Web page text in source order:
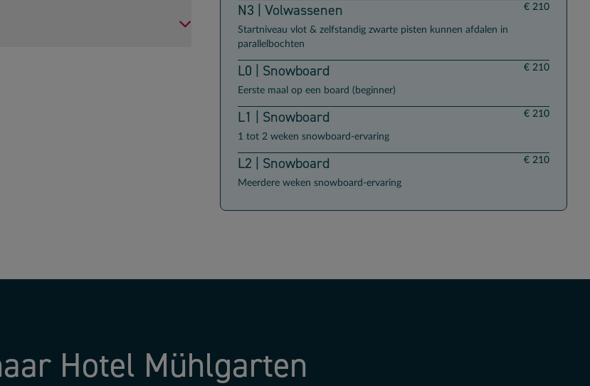
N3 | Volwassenen
Startniveau vlot & zelfstandig zwarte pisten kunnen afdalen in
parallelbochten
€ 210
L0 | Snowboard
Eerste maal op een board (beginner)
€ 210
L1 | Snowboard
1 tot 2 weken snowboard-ervaring
€ 210
L2 | Snowboard
Meerdere weken snowboard-ervaring
€ 210
Hotel Mühlgarten